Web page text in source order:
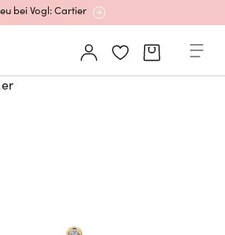
bei Vogl: Cartier
Ikonische Uhren von Cartier
Uhren von Grand Seiko